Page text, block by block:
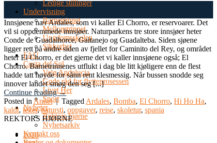
Ledige stillinger
Undervisning
Barnetrinnet
Mellomtrinnet
Ungdomsskolen
Sikkerhet
FAU
Costa del Sol
Velg Andalucia
Gode råd for flytteprosessen
Livet Her
Sport
Nyheter
Rektors hjørne
Nyhetsarkiv
Kontakt oss
Innsjøene nær Ardales, som vi kaller El Chorro, er reservoarer. Det
vil si oppdemmede innsjøer. Naturparkens tre store innsjøer heter
Conde de Guadalhorce, Gaitanejo og Guadalteba. Siden sjøene
ligger rett på andre siden av fjellet for Caminito del Rey, og området
heter El Chorro, er det gjerne det vi kaller innsjøene også; El
Chorro. Barnetrinnenes utflukt i dag ble litt kjøligere enn de flest
hadde tatt høyde for sånn rent klesmessig. Når bussen snodde seg
innover landet smøg den seg [...]
Continue reading→
Posted in Annet | Tagged Ardales, Bomba, El Chorro, Hi Ho Ha,
kaldt, leker,natursti, oppgaver, reise, skoletur, spania
REKTORS HJØRNE
2020